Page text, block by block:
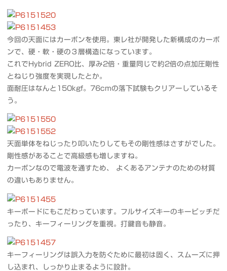
今回の天面にはカーボンを使用。東レ社が開発した新構成のカーボ
ンで、硬・軟・硬の３層構造になっています。
これでHybrid ZERO比、厚み2倍・重量同じで約2倍の点加圧剛性
とねじり強度を実現したとか。
面耐圧はなんと150kgf。76cmの落下試験もクリアーしているそ
う。
天面単体をねじったり叩いたりしてもその剛性感はさすがでした。
剛性感があることで高級感も増しますね。
カーボンなので電波を通すため、 よくあるアンテナのための材質
の違いもありません。
キーボードにもこだわっています。フルサイズキーのキーピッチだ
ったり、キーフィーリングを重視。打鍵音も静音。
キーフィーリングは誤入力を防ぐために最初は固く、スムーズに押
し込まれ、しっかり止まるように設計。